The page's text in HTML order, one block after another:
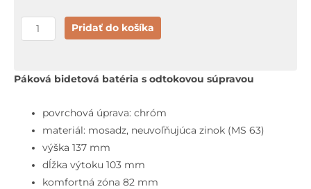
množstvo
Hansa
Bidetová
výpustom,
chróm
Pridať do košíka
Páková bidetová batéria s odtokovou súpravou
povrchová úprava: chróm
materiál: mosadz, neuvoľňujúca zinok (MS 63)
výška 137 mm
dĺžka výtoku 103 mm
komfortná zóna 82 mm